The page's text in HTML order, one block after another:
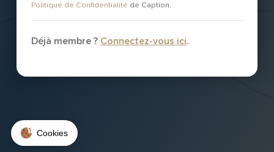
Politique de Confidentialité de Caption.
Déjà membre ? Connectez-vous ici.